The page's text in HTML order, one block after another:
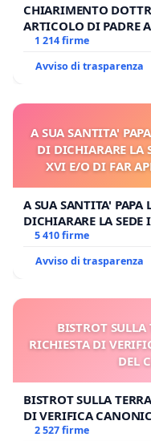
CHIARIMENTO
ARTICOLO DI PADRE
1 214 firme
Avviso di trasparenza
A SUA SANTITA'
DI DICHIARARE LA
XVI E/O DI FAR
A SUA SANTITA'
DICHIARARE LA
E/O DI FAR APRIRE IL
5 410 firme
Avviso di trasparenza
BISTROT
RICHIESTA DI
DEL
BISTROT SULLA
DI VERIFICA
GAMBETTI
2 527 firme